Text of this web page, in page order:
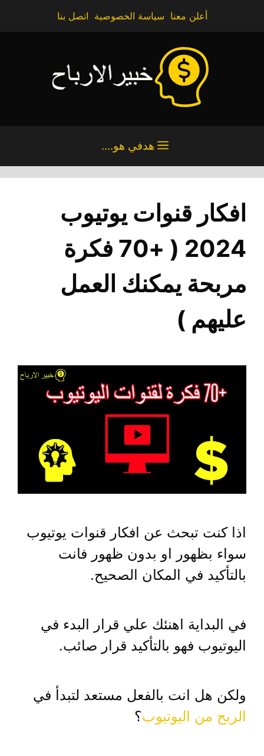
أعلن معنا سياسة الخصوصية اتصل بنا
هدفي هو....
افكار قنوات يوتيوب
2024 ( +70 فكرة
مربحة يمكنك العمل
عليهم )
اذا كنت تبحث عن افكار قنوات يوتيوب
سواء بظهور او بدون ظهور فانت
بالتأكيد في المكان الصحيح.
في البداية اهنئك علي قرار البدء في
اليوتيوب فهو بالتأكيد قرار صائب.
ولكن هل انت بالفعل مستعد لتبدأ في
الربح من اليوتيوب؟